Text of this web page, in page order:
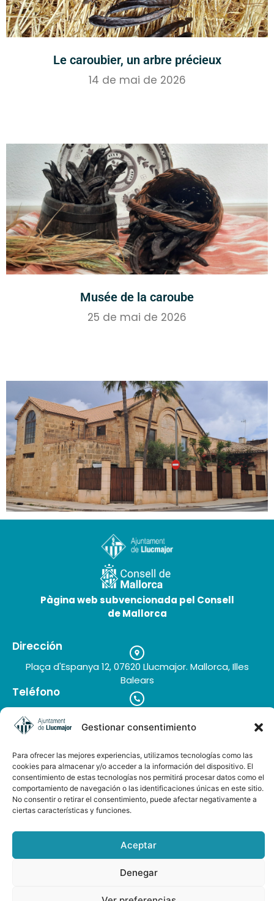
Gestionar consentimiento
Para ofrecer las mejores experiencias, utilizamos tecnologías como las
cookies para almacenar y/o acceder a la información del dispositivo. El
consentimiento de estas tecnologías nos permitirá procesar datos como el
comportamiento de navegación o las identificaciones únicas en este sitio.
No consentir o retirar el consentimiento, puede afectar negativamente a
ciertas características y funciones.
Aceptar
Denegar
Le caroubier, un arbre précieux
14 de mai de 2026
Musée de la caroube
25 de mai de 2026
Architecture industrielle de Llucmajor
25 de mai de 2026
Pàgina web subvencionada pel Consell
de Mallorca
Dirección
Plaça d'Espanya 12, 07620 Llucmajor. Mallorca, Illes
Balears
Teléfono
Correo electrónico
Galería de imágenes
Buzón de sugerencias
AUDIOGUÍA LLUCMAJOR ESP-ENG